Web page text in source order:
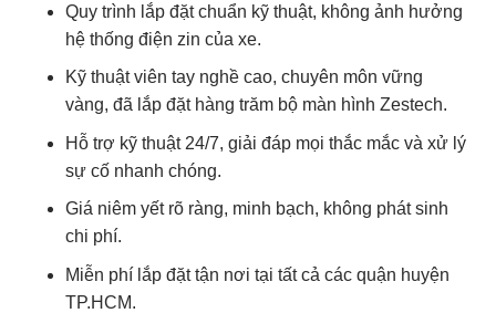
Quy trình lắp đặt chuẩn kỹ thuật, không ảnh hưởng
hệ thống điện zin của xe.
Kỹ thuật viên tay nghề cao, chuyên môn vững
vàng, đã lắp đặt hàng trăm bộ màn hình Zestech.
Hỗ trợ kỹ thuật 24/7, giải đáp mọi thắc mắc và xử lý
sự cố nhanh chóng.
Giá niêm yết rõ ràng, minh bạch, không phát sinh
chi phí.
Miễn phí lắp đặt tận nơi tại tất cả các quận huyện
TP.HCM.